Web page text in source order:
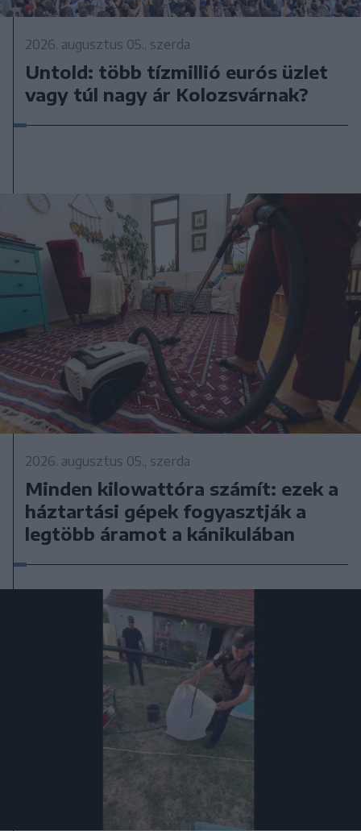
2026. augusztus 05., szerda
Untold: több tízmillió eurós üzlet
vagy túl nagy ár Kolozsvárnak?
2026. augusztus 05., szerda
Minden kilowattóra számít: ezek a
háztartási gépek fogyasztják a
legtöbb áramot a kánikulában